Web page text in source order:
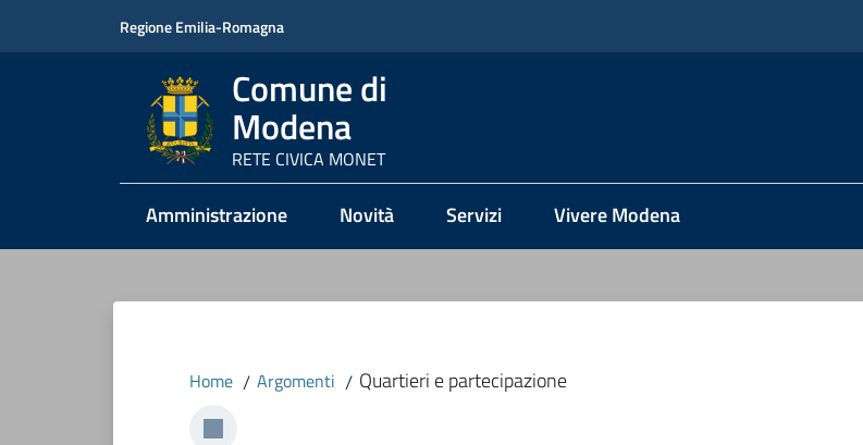
Regione Emilia-Romagna
Comune di
Modena
RETE CIVICA MONET
Amministrazione Novità Servizi Vivere Modena
Home / Argomenti / Quartieri e partecipazione